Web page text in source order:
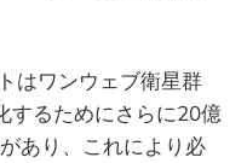
はワンウェブ衛星群
するためにさらに20億
あり、これにより必